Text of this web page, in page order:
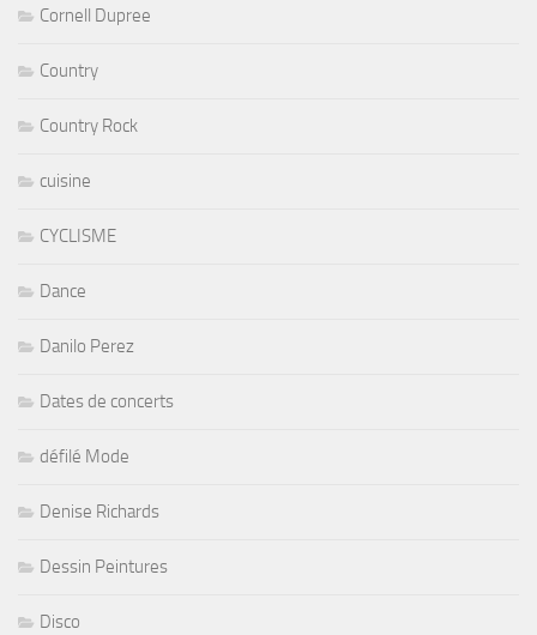
Cornell Dupree
Country
Country Rock
cuisine
CYCLISME
Dance
Danilo Perez
Dates de concerts
défilé Mode
Denise Richards
Dessin Peintures
Disco